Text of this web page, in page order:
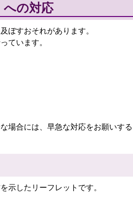
への対応
ぼすおそれがあります。
ています。
場合には、早急な対応をお願いする
示したリーフレットです。